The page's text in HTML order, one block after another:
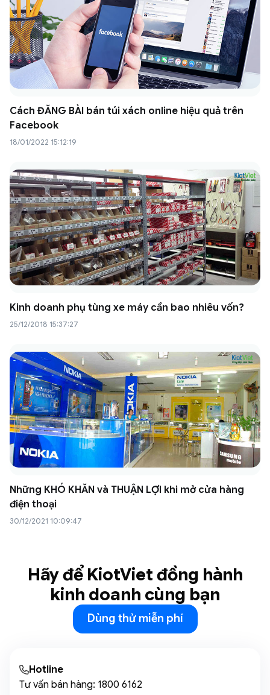
Cách ĐĂNG BÀI bán túi xách online hiệu quả trên
Facebook
18/01/2022 15:12:19
Kinh doanh phụ tùng xe máy cần bao nhiêu vốn?
25/12/2018 15:37:27
Những KHÓ KHĂN và THUẬN LỢI khi mở cửa hàng
điện thoại
30/12/2021 10:09:47
Hãy để KiotViet đồng hành
kinh doanh cùng bạn
Dùng thử miễn phí
Hotline
Tư vấn bán hàng: 1800 6162